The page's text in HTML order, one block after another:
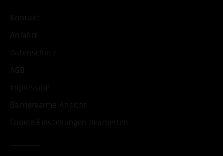
Kontakt
Anfahrt
Datenschutz
AGB
Impressum
Barrierearme Ansicht
Cookie Einstellungen bearbeiten